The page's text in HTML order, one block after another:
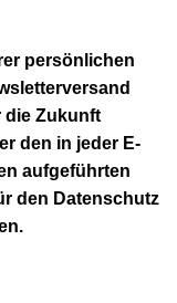
persönlichen
die Zukunft
den in jeder E-
aufgeführten
den Datenschutz